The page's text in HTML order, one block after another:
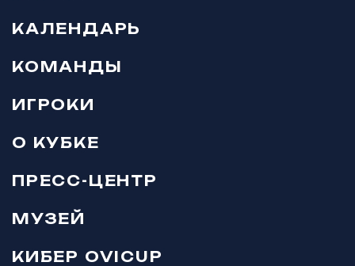
КАЛЕНДАРЬ
КОМАНДЫ
ИГРОКИ
О КУБКЕ
ПРЕСС-ЦЕНТР
МУЗЕЙ
КИБЕР OVICUP